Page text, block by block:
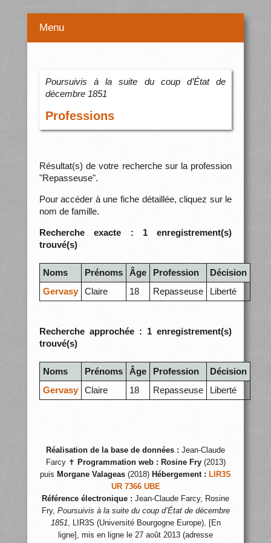
Menu
Poursuivis à la suite du coup d’État de
décembre 1851
Professions
Résultat(s) de votre recherche sur la profession
"Repasseuse".
Pour accéder à une fiche détaillée, cliquez sur le
nom de famille.
Recherche exacte : 1 enregistrement(s)
trouvé(s)
Noms Prénoms Âge Profession
Décision
Gervasy
Claire 18 Repasseuse Liberté
Recherche approchée : 1 enregistrement(s)
trouvé(s)
Noms Prénoms Âge Profession
Décision
Gervasy
Claire 18 Repasseuse Liberté
Réalisation de la base de données : Jean-Claude
Farcy ✝ Programmation web : Rosine Fry(2013)
puis Morgane Valageas (2018) Hébergement : LIR3S
UR 7366 UBE
Référence électronique : Jean-Claude Farcy, Rosine
Fry, Poursuivis à la suite du coup d’État de décembre
1851, LIR3S (Université Bourgogne Europe), [En
ligne], mis en ligne le 27 août 2013 (adresse